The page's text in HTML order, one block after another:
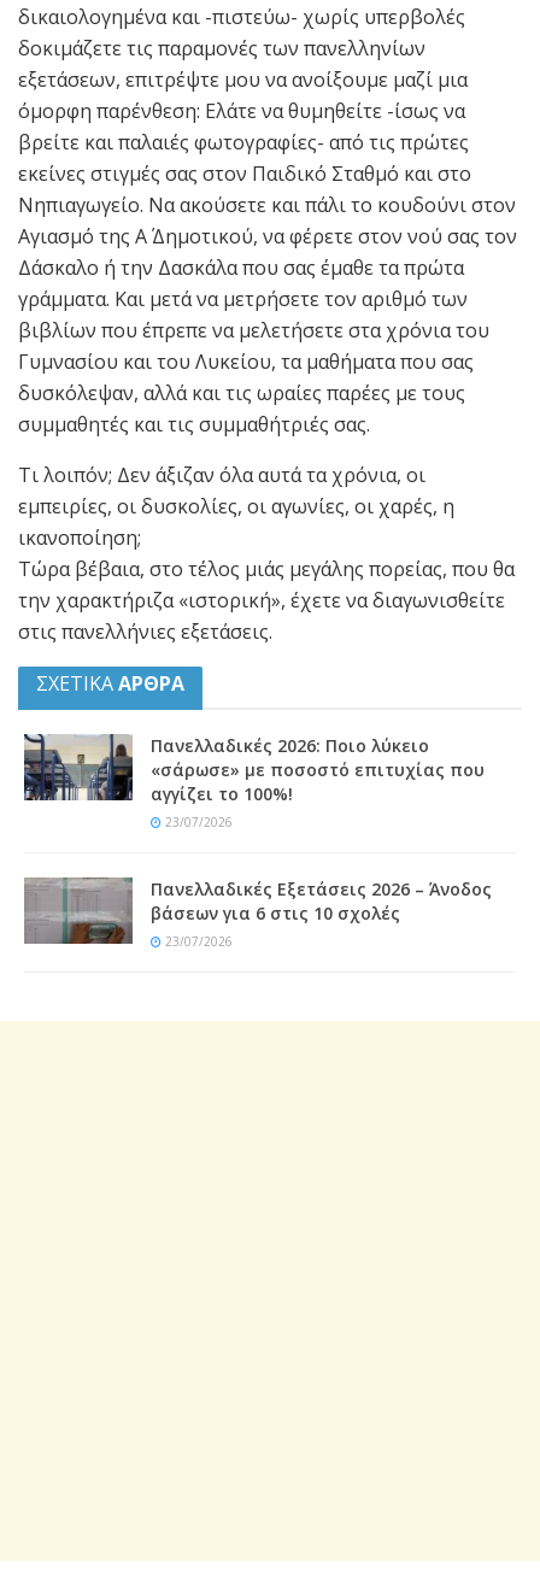
δικαιολογημένα και -πιστεύω- χωρίς υπερβολές
δοκιμάζετε τις παραμονές των πανελληνίων
εξετάσεων, επιτρέψτε μου να ανοίξουμε μαζί μια
όμορφη παρένθεση: Ελάτε να θυμηθείτε -ίσως να
βρείτε και παλαιές φωτογραφίες- από τις πρώτες
εκείνες στιγμές σας στον Παιδικό Σταθμό και στο
Νηπιαγωγείο. Να ακούσετε και πάλι το κουδούνι στον
Αγιασμό της Α΄ Δημοτικού, να φέρετε στον νού σας τον
Δάσκαλο ή την Δασκάλα που σας έμαθε τα πρώτα
γράμματα. Και μετά να μετρήσετε τον αριθμό των
βιβλίων που έπρεπε να μελετήσετε στα χρόνια του
Γυμνασίου και του Λυκείου, τα μαθήματα που σας
δυσκόλεψαν, αλλά και τις ωραίες παρέες με τους
συμμαθητές και τις συμμαθήτριές σας.
Τι λοιπόν; Δεν άξιζαν όλα αυτά τα χρόνια, οι
εμπειρίες, οι δυσκολίες, οι αγωνίες, οι χαρές, η
ικανοποίηση;
Τώρα βέβαια, στο τέλος μιάς μεγάλης πορείας, που θα
την χαρακτήριζα «ιστορική», έχετε να διαγωνισθείτε
στις πανελλήνιες εξετάσεις.
ΣΧΕΤΙΚΑΑΡΘΡΑ
Πανελλαδικές 2026: Ποιο λύκειο
«σάρωσε» με ποσοστό επιτυχίας που
αγγίζει το 100%!
23/07/2026
Πανελλαδικές Εξετάσεις 2026 – Άνοδος
βάσεων για 6 στις 10 σχολές
23/07/2026